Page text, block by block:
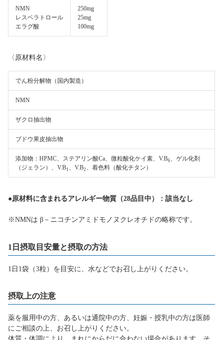
NMN
レスベラトロール
エラグ酸
250mg
25mg
100mg
〈原材料名〉
でん粉分解物（国内製造）
NMN
ザクロ抽出物
ブドウ果皮抽出物
添加物：HPMC、ステアリン酸Ca、微粒酸化ケイ素、V.B6、ゲル化剤
（ジェラン）、V.B1 、V.B2 、着色料（酸化チタン）
●原材料に含まれるアレルギー物質（28品目中）：該当なし
※NMNは β－ニコチンアミドモノヌクレオチドの略称です。
1日摂取目安量と摂取の方法
1日1袋（3粒）を目安に、水などでお召し上がりください。
摂取上の注意
薬を服用中の方、あるいは通院中の方、妊娠・授乳中の方は医師
にご相談の上、お召し上がりください。